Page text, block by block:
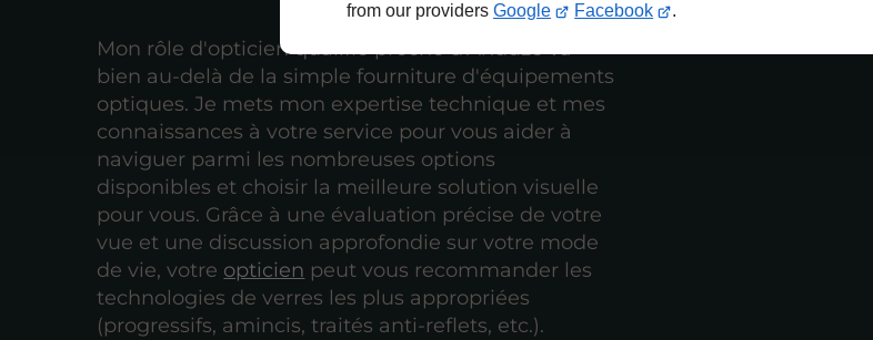
from our providers Google Facebook .
Mon rôle d'opticien qualifié proche d'Anduze va
bien au-delà de la simple fourniture d'équipements
optiques. Je mets mon expertise technique et mes
connaissances à votre service pour vous aider à
naviguer parmi les nombreuses options
disponibles et choisir la meilleure solution visuelle
pour vous. Grâce à une évaluation précise de votre
vue et une discussion approfondie sur votre mode
de vie, votre opticien peut vous recommander les
technologies de verres les plus appropriées
(progressifs, amincis, traités anti-reflets, etc.).